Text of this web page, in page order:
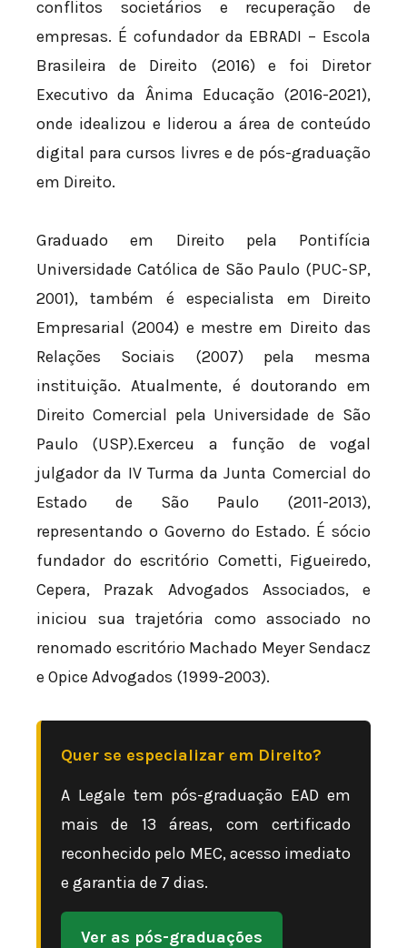
conflitos societários e recuperação de
empresas. É cofundador da EBRADI – Escola
Brasileira de Direito (2016) e foi Diretor
Executivo da Ânima Educação (2016-2021),
onde idealizou e liderou a área de conteúdo
digital para cursos livres e de pós-graduação
em Direito.
Graduado em Direito pela Pontifícia
Universidade Católica de São Paulo (PUC-SP,
2001), também é especialista em Direito
Empresarial (2004) e mestre em Direito das
Relações Sociais (2007) pela mesma
instituição. Atualmente, é doutorando em
Direito Comercial pela Universidade de São
Paulo (USP).Exerceu a função de vogal
julgador da IV Turma da Junta Comercial do
Estado de São Paulo (2011-2013),
representando o Governo do Estado. É sócio
fundador do escritório Cometti, Figueiredo,
Cepera, Prazak Advogados Associados, e
iniciou sua trajetória como associado no
renomado escritório Machado Meyer Sendacz
e Opice Advogados (1999-2003).
Quer se especializar em Direito?
A Legale tem pós-graduação EAD em
mais de 13 áreas, com certificado
reconhecido pelo MEC, acesso imediato
e garantia de 7 dias.
Ver as pós-graduações